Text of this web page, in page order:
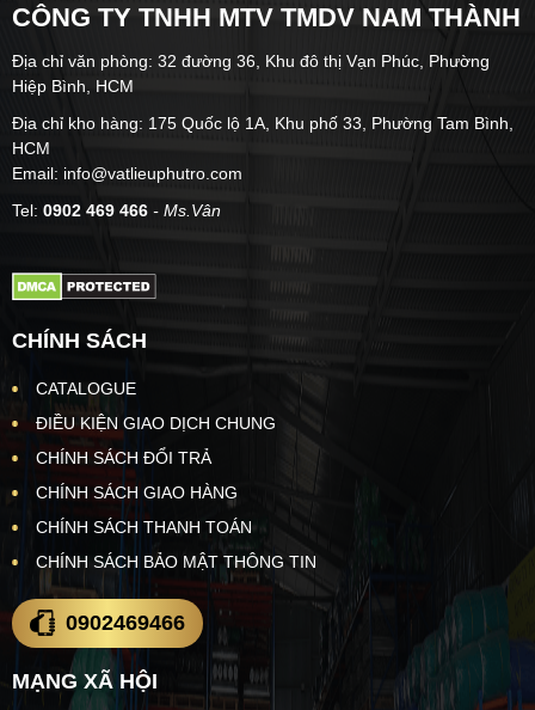
CÔNG TY TNHH MTV TMDV NAM THÀNH
Địa chỉ văn phòng: 32 đường 36, Khu đô thị Vạn Phúc, Phường
Hiệp Bình, HCM
Địa chỉ kho hàng: 175 Quốc lộ 1A, Khu phố 33, Phường Tam Bình,
HCM
Email: info@vatlieuphutro.com
Tel: 0902 469 466 - Ms.Vân
CHÍNH SÁCH
CATALOGUE
ĐIỀU KIỆN GIAO DỊCH CHUNG
CHÍNH SÁCH ĐỔI TRẢ
CHÍNH SÁCH GIAO HÀNG
CHÍNH SÁCH THANH TOÁN
CHÍNH SÁCH BẢO MẬT THÔNG TIN
0902469466
MẠNG XÃ HỘI